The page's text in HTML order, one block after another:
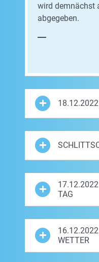
wird demnächst
abgegeben.
18.12.2022
TAG
WETTER